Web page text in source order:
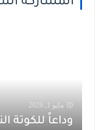
مايو 1, 2026
وداعاً للكوتة